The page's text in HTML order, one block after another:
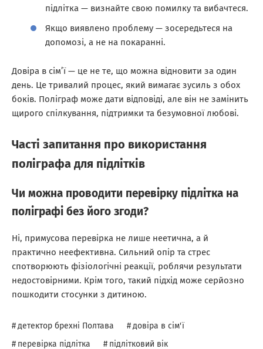
підлітка — визнайте свою помилку та вибачтеся.
Якщо виявлено проблему — зосередьтеся на
допомозі, а не на покаранні.
Довіра в сім’ї — це не те, що можна відновити за один
день. Це тривалий процес, який вимагає зусиль з обох
боків. Поліграф може дати відповіді, але він не замінить
щирого спілкування, підтримки та безумовної любові.
Часті запитання про використання
поліграфа для підлітків
Чи можна проводити перевірку підлітка на
поліграфі без його згоди?
Ні, примусова перевірка не лише неетична, а й
практично неефективна. Сильний опір та стрес
спотворюють фізіологічні реакції, роблячи результати
недостовірними. Крім того, такий підхід може серйозно
пошкодити стосунки з дитиною.
детектор брехні Полтава довіра в сім'ї
перевірка підлітка
підлітковий вік